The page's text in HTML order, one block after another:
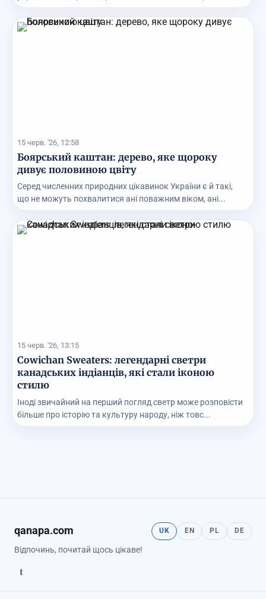
15 черв. '26, 12:58
Боярський каштан: дерево, яке щороку
дивує половиною цвіту
Серед численних природних цікавинок України є й такі,
що не можуть похвалитися ані поважним віком, ані...
15 черв. '26, 13:15
Cowichan Sweaters: легендарні светри
канадських індіанців, які стали іконою
стилю
Іноді звичайний на перший погляд светр може розповісти
більше про історію та культуру народу, ніж товс...
qanapa.com
Відпочинь, почитай щось цікаве!
t
UK EN PL DE